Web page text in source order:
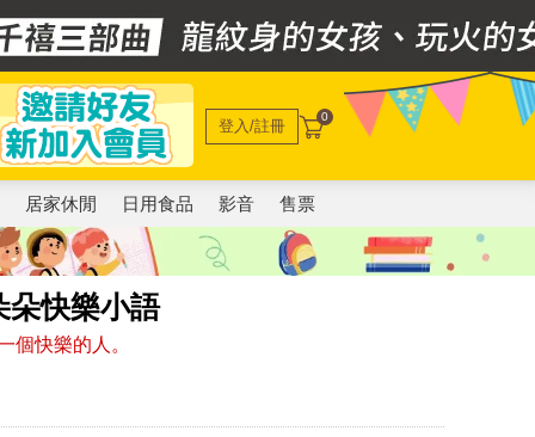
登入/註冊 0
居家休閒 日用食品 影音 售票
朵快樂小語
個快樂的人。